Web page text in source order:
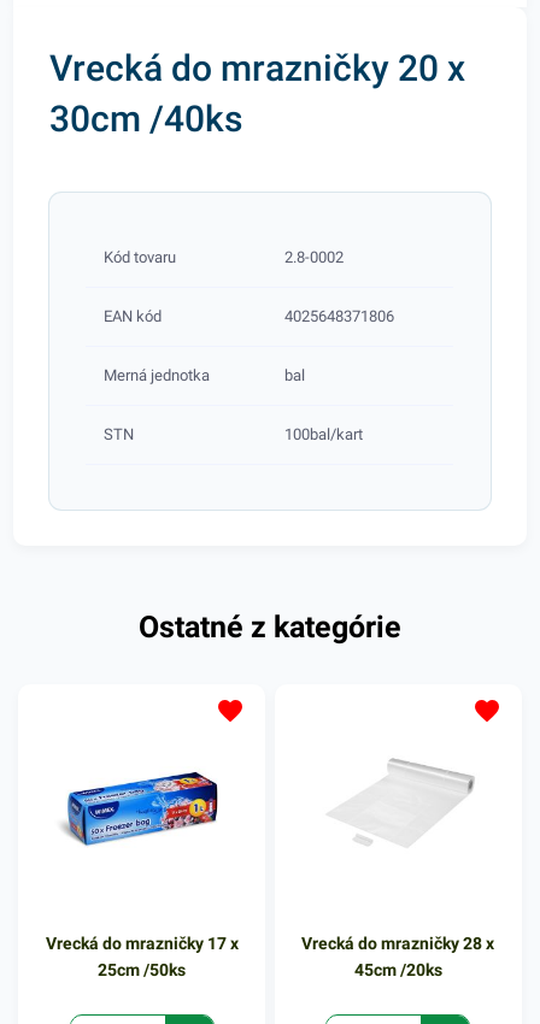
Vrecká do mrazničky 20 x
30cm /40ks
Kód tovaru 2.8-0002
EAN kód 4025648371806
Merná jednotka bal
STN 100bal/kart
Ostatné z kategórie
Vrecká do mrazničky 17 x
25cm /50ks
Vrecká do mrazničky 28 x
45cm /20ks